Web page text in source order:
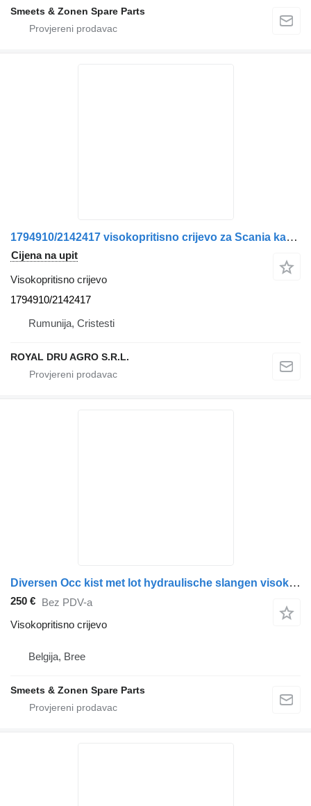
Smeets & Zonen Spare Parts
1794910/2142417 visokopritisno crijevo za Scania kamiona
Cijena na upit
Visokopritisno crijevo
1794910/2142417
Rumunija, Cristesti
ROYAL DRU AGRO S.R.L.
Diversen Occ kist met lot hydraulische slangen visokopritisno crijevo za kamiona
250 € Bez PDV-a
Visokopritisno crijevo
Belgija, Bree
Smeets & Zonen Spare Parts